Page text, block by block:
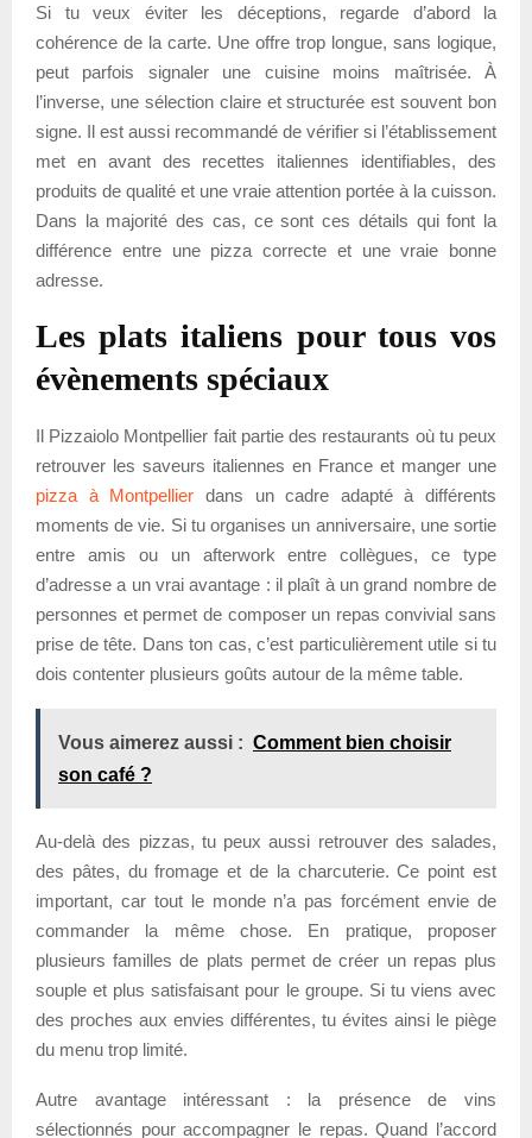
Si tu veux éviter les déceptions, regarde d’abord la
cohérence de la carte. Une offre trop longue, sans logique,
peut parfois signaler une cuisine moins maîtrisée. À
l’inverse, une sélection claire et structurée est souvent bon
signe. Il est aussi recommandé de vérifier si l’établissement
met en avant des recettes italiennes identifiables, des
produits de qualité et une vraie attention portée à la cuisson.
Dans la majorité des cas, ce sont ces détails qui font la
différence entre une pizza correcte et une vraie bonne
adresse.
Les plats italiens pour tous vos
évènements spéciaux
Il Pizzaiolo Montpellier fait partie des restaurants où tu peux
retrouver les saveurs italiennes en France et manger une
pizza à Montpellier dans un cadre adapté à différents
moments de vie. Si tu organises un anniversaire, une sortie
entre amis ou un afterwork entre collègues, ce type
d’adresse a un vrai avantage : il plaît à un grand nombre de
personnes et permet de composer un repas convivial sans
prise de tête. Dans ton cas, c’est particulièrement utile si tu
dois contenter plusieurs goûts autour de la même table.
Vous aimerez aussi : Comment bien choisir
son café ?
Au-delà des pizzas, tu peux aussi retrouver des salades,
des pâtes, du fromage et de la charcuterie. Ce point est
important, car tout le monde n’a pas forcément envie de
commander la même chose. En pratique, proposer
plusieurs familles de plats permet de créer un repas plus
souple et plus satisfaisant pour le groupe. Si tu viens avec
des proches aux envies différentes, tu évites ainsi le piège
du menu trop limité.
Autre avantage intéressant : la présence de vins
sélectionnés pour accompagner le repas. Quand l’accord